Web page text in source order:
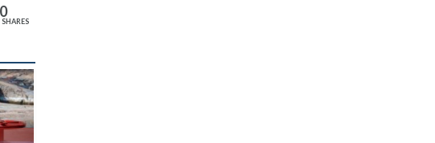
0
SHARES